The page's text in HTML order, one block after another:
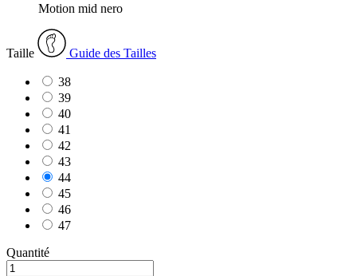
Motion mid nero
Taille Guide des Tailles
38
39
40
41
42
43
44
45
46
47
Quantité